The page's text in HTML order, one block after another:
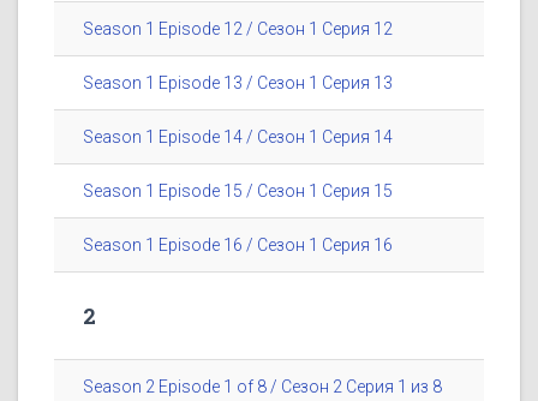
Season 1 Episode 12 / Сезон 1 Серия 12
Season 1 Episode 13 / Сезон 1 Серия 13
Season 1 Episode 14 / Сезон 1 Серия 14
Season 1 Episode 15 / Сезон 1 Серия 15
Season 1 Episode 16 / Сезон 1 Серия 16
2
Season 2 Episode 1 of 8 / Сезон 2 Серия 1 из 8